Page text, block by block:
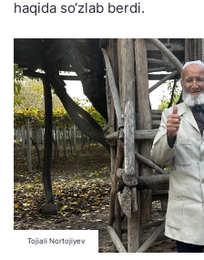
haqida so‘zlab berdi.
Tojiali Nortojiyev